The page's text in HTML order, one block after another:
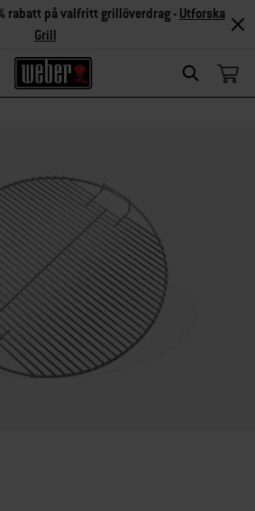
Search
rabatt på valfritt grillöverdrag - Utforska
Grill